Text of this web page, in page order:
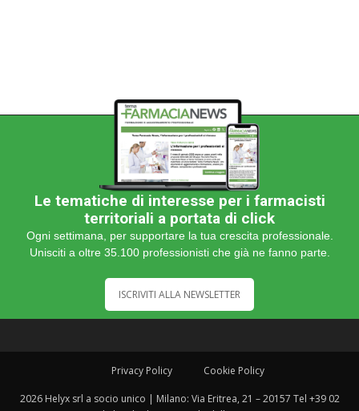
Le tematiche di interesse per i farmacisti
territoriali a portata di click
Ogni settimana, per supportare la tua crescita professionale.
Unisciti a oltre 35.100 professionisti che già ne fanno parte.
ISCRIVITI ALLA NEWSLETTER
Privacy Policy Cookie Policy
2026 Helyx srl a socio unico | Milano: Via Eritrea, 21 – 20157 Tel +39 02